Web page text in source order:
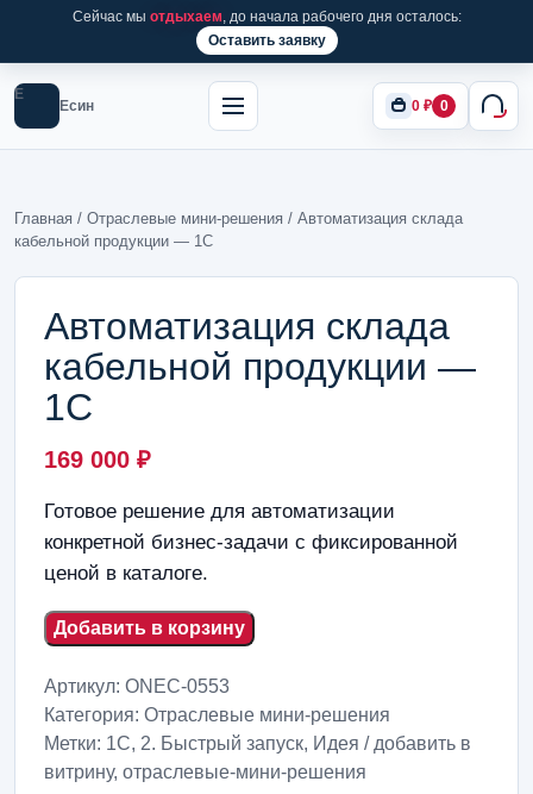
Сейчас мы отдыхаем, до начала рабочего дня осталось:
Оставить заявку
Е
Есин 0 ₽ 0
Главная / Отраслевые мини-решения / Автоматизация склада
кабельной продукции — 1С
Автоматизация склада
кабельной продукции —
1С
169 000 ₽
Готовое решение для автоматизации
конкретной бизнес-задачи с фиксированной
ценой в каталоге.
Добавить в корзину
Артикул: ONEC-0553
Категория: Отраслевые мини-решения
Метки: 1С, 2. Быстрый запуск, Идея / добавить в
витрину, отраслевые-мини-решения